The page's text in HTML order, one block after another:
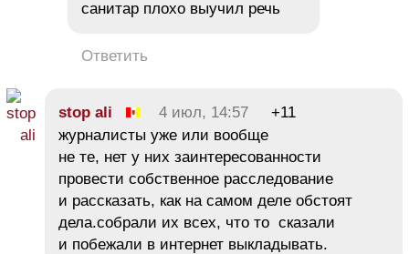
санитар плохо выучил речь
Ответить
stop ali 4 июл, 14:57
+11
журналисты уже или вообще
не те, нет у них заинтересованности
провести собственное расследование
и рассказать, как на самом деле обстоят
дела.собрали их всех, что то сказали
и побежали в интернет выкладывать.